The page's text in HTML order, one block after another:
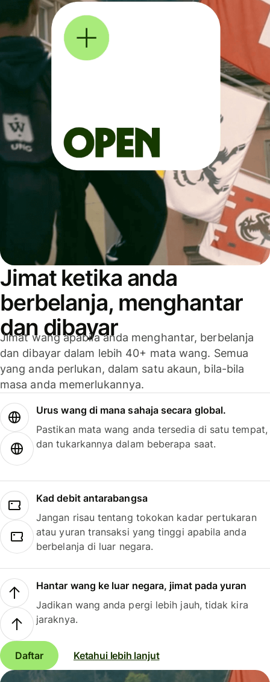
Jimat ketika anda
berbelanja, menghantar
dan dibayar
Jimat wang apabila anda menghantar, berbelanja
dan dibayar dalam lebih 40+ mata wang. Semua
yang anda perlukan, dalam satu akaun, bila-bila
masa anda memerlukannya.
Urus wang di mana sahaja secara global.
Pastikan mata wang anda tersedia di satu tempat,
dan tukarkannya dalam beberapa saat.
Kad debit antarabangsa
Jangan risau tentang tokokan kadar pertukaran
atau yuran transaksi yang tinggi apabila anda
berbelanja di luar negara.
Hantar wang ke luar negara, jimat pada yuran
Jadikan wang anda pergi lebih jauh, tidak kira
jaraknya.
Daftar Ketahui lebih lanjut